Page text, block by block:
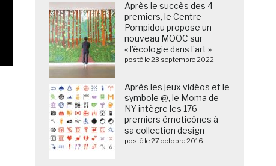
Après le succès des 4
premiers, le Centre
Pompidou propose un
nouveau MOOC sur
« l’écologie dans l’art »
posté le 23 septembre 2022
Après les jeux vidéos et le
symbole @, le Moma de
NY intègre les 176
premiers émoticônes à
sa collection design
posté le 27 octobre 2016